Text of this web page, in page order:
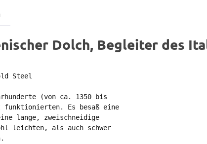
Dolch, Begleiter des
Steel
(von ca. 1350 bis
Es besaß eine
lange, zweischneidige
leichten, als auch schwer